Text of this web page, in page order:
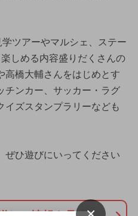
ツアーやマルシェ、ステー
しめる内容盛りだくさんの
高橋大輔さんをはじめとす
チンカー、サッカー・ラグ
イズスタンプラリーなども
ぜひ遊びにいってください